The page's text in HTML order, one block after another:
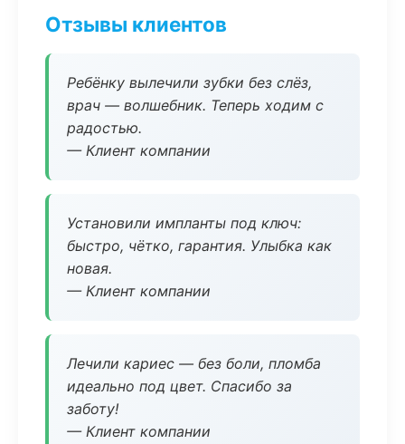
Отзывы клиентов
Ребёнку вылечили зубки без слёз,
врач — волшебник. Теперь ходим с
радостью.
— Клиент компании
Установили импланты под ключ:
быстро, чётко, гарантия. Улыбка как
новая.
— Клиент компании
Лечили кариес — без боли, пломба
идеально под цвет. Спасибо за
заботу!
— Клиент компании